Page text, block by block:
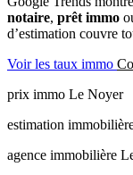
notaire, prêt immo
d’estimation couvre
Voir les taux immo
prix immo Le Noyer
estimation
agence immobilière